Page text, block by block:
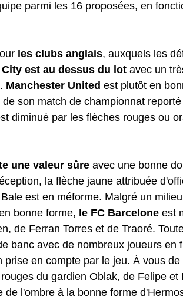
parmi les 16 proposées, en
les clubs anglais, auxquels les
est au dessus du lot avec un
Manchester United est plutôt en
son match de championnat
diminué par les flèches rouges ou
une valeur sûre avec une bonne
la flèche jaune attribuée
est en méforme. Malgré un milieu
bonne forme, le FC Barcelone est
de Ferran Torres et de Traoré.
banc avec de nombreux joueurs en
en compte par le jeu. À vous de
du gardien Oblak, de Felipe et
l'ombre à la bonne forme